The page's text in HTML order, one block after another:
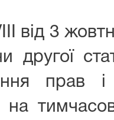
від 3
другої
прав